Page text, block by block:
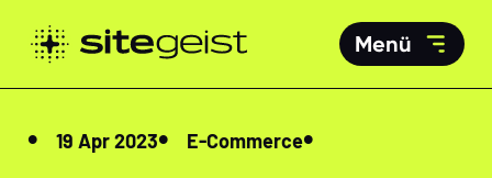
Menü
19 Apr 2023 E-Commerce